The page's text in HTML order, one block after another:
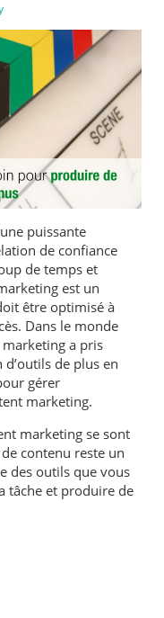
puissante
de confiance
de temps et
est un
être optimisé à
Dans le monde
marketing a pris
de plus en
gérer
marketing.
marketing se sont
contenu reste un
des outils que vous
tâche et produire de